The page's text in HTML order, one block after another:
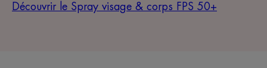
Découvrir le Spray visage & corps FPS 50+